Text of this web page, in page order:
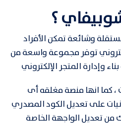
؟
وشائعة تمكن الأفراد
توفر مجموعة واسعة من
وإدارة المتجر الإلكتروني
كما انها منصة مغلقه أى
على تعديل الكود المصدري
تعديل الواجهة الخاصة